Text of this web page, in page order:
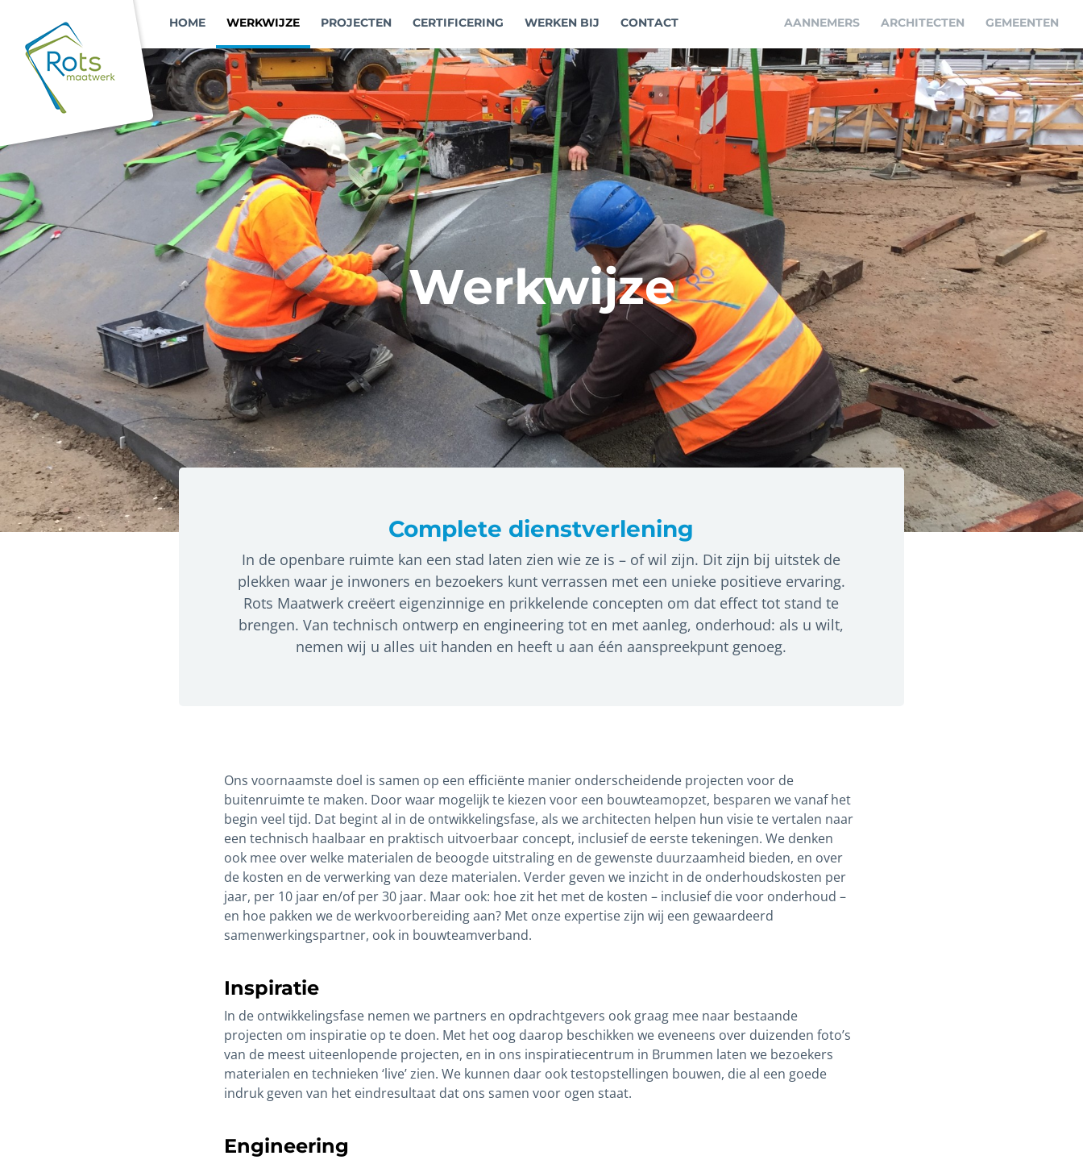
inhoud
HOME WERKWIJZE PROJECTEN CERTIFICERING WERKEN BIJ CONTACT AANNEMERS ARCHITECTEN GEMEENTEN
Werkwijze
Complete dienstverlening
In de openbare ruimte kan een stad laten zien wie ze is – of wil zijn. Dit zijn bij uitstek de
plekken waar je inwoners en bezoekers kunt verrassen met een unieke positieve ervaring.
Rots Maatwerk creëert eigenzinnige en prikkelende concepten om dat effect tot stand te
brengen. Van technisch ontwerp en engineering tot en met aanleg, onderhoud: als u wilt,
nemen wij u alles uit handen en heeft u aan één aanspreekpunt genoeg.
Ons voornaamste doel is samen op een efficiënte manier onderscheidende projecten voor de
buitenruimte te maken. Door waar mogelijk te kiezen voor een bouwteamopzet, besparen we vanaf het
begin veel tijd. Dat begint al in de ontwikkelingsfase, als we architecten helpen hun visie te vertalen naar
een technisch haalbaar en praktisch uitvoerbaar concept, inclusief de eerste tekeningen. We denken
ook mee over welke materialen de beoogde uitstraling en de gewenste duurzaamheid bieden, en over
de kosten en de verwerking van deze materialen. Verder geven we inzicht in de onderhoudskosten per
jaar, per 10 jaar en/of per 30 jaar. Maar ook: hoe zit het met de kosten – inclusief die voor onderhoud –
en hoe pakken we de werkvoorbereiding aan? Met onze expertise zijn wij een gewaardeerd
samenwerkingspartner, ook in bouwteamverband.
Inspiratie
In de ontwikkelingsfase nemen we partners en opdrachtgevers ook graag mee naar bestaande
projecten om inspiratie op te doen. Met het oog daarop beschikken we eveneens over duizenden foto’s
van de meest uiteenlopende projecten, en in ons inspiratiecentrum in Brummen laten we bezoekers
materialen en technieken ‘live’ zien. We kunnen daar ook testopstellingen bouwen, die al een goede
indruk geven van het eindresultaat dat ons samen voor ogen staat.
Engineering